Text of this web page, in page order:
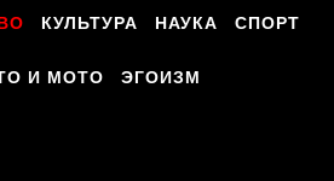
КУЛЬТУРА НАУКА СПОРТ
И МОТО ЭГОИЗМ